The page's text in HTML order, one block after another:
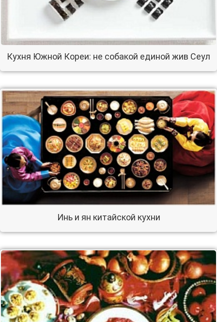
Кухня Южной Кореи: не собакой единой жив Сеул
Инь и ян китайской кухни